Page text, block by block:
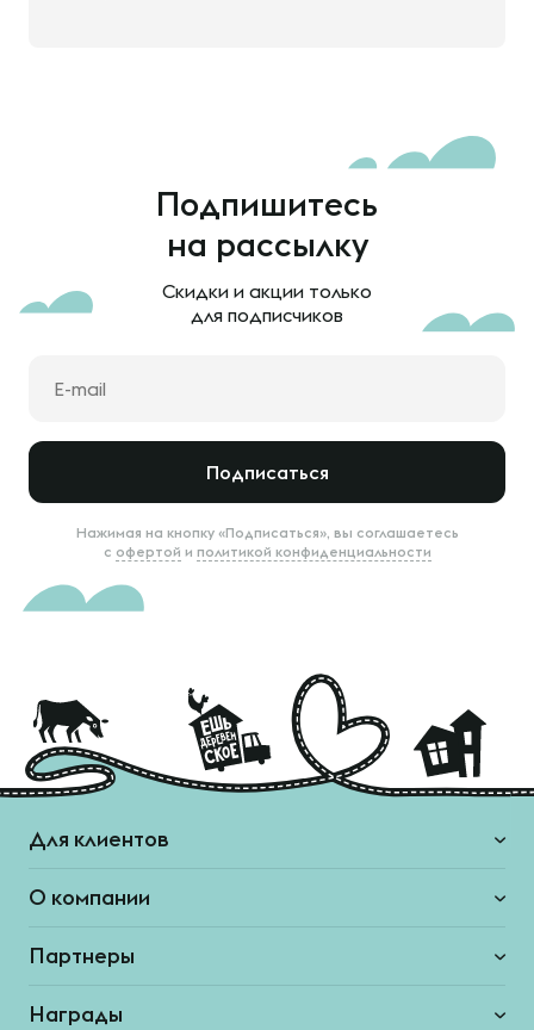
Подпишитесь
на рассылку
Скидки и акции только
для подписчиков
Подписаться
Нажимая на кнопку «Подписаться», вы соглашаетесь
с офертой и политикой конфиденциальности
Для клиентов
О компании
Партнеры
Награды